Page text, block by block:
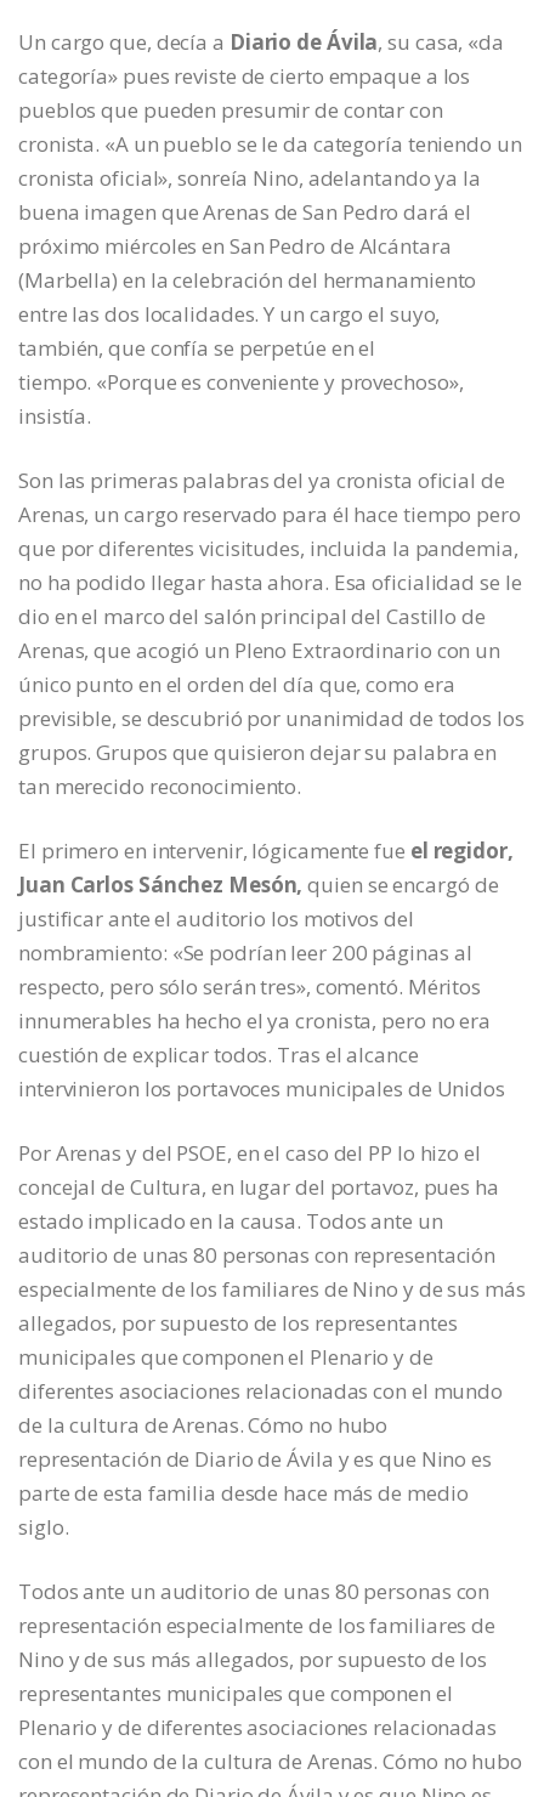
Un cargo que, decía a Diario de Ávila, su casa, «da
categoría» pues reviste de cierto empaque a los
pueblos que pueden presumir de contar con
cronista. «A un pueblo se le da categoría teniendo un
cronista oficial», sonreía Nino, adelantando ya la
buena imagen que Arenas de San Pedro dará el
próximo miércoles en San Pedro de Alcántara
(Marbella) en la celebración del hermanamiento
entre las dos localidades. Y un cargo el suyo,
también, que confía se perpetúe en el
tiempo. «Porque es conveniente y provechoso»,
insistía.
Son las primeras palabras del ya cronista oficial de
Arenas, un cargo reservado para él hace tiempo pero
que por diferentes vicisitudes, incluida la pandemia,
no ha podido llegar hasta ahora. Esa oficialidad se le
dio en el marco del salón principal del Castillo de
Arenas, que acogió un Pleno Extraordinario con un
único punto en el orden del día que, como era
previsible, se descubrió por unanimidad de todos los
grupos. Grupos que quisieron dejar su palabra en
tan merecido reconocimiento.
El primero en intervenir, lógicamente fue el regidor,
Juan Carlos Sánchez Mesón, quien se encargó de
justificar ante el auditorio los motivos del
nombramiento: «Se podrían leer 200 páginas al
respecto, pero sólo serán tres», comentó. Méritos
innumerables ha hecho el ya cronista, pero no era
cuestión de explicar todos. Tras el alcance
intervinieron los portavoces municipales de Unidos
Por Arenas y del PSOE, en el caso del PP lo hizo el
concejal de Cultura, en lugar del portavoz, pues ha
estado implicado en la causa. Todos ante un
auditorio de unas 80 personas con representación
especialmente de los familiares de Nino y de sus más
allegados, por supuesto de los representantes
municipales que componen el Plenario y de
diferentes asociaciones relacionadas con el mundo
de la cultura de Arenas. Cómo no hubo
representación de Diario de Ávila y es que Nino es
parte de esta familia desde hace más de medio
siglo.
Todos ante un auditorio de unas 80 personas con
representación especialmente de los familiares de
Nino y de sus más allegados, por supuesto de los
representantes municipales que componen el
Plenario y de diferentes asociaciones relacionadas
con el mundo de la cultura de Arenas. Cómo no hubo